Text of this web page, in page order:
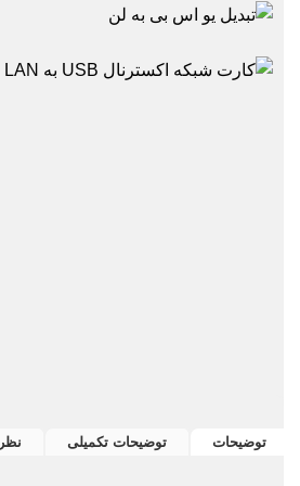
توضیحات توضیحات تکمیلی نظرات